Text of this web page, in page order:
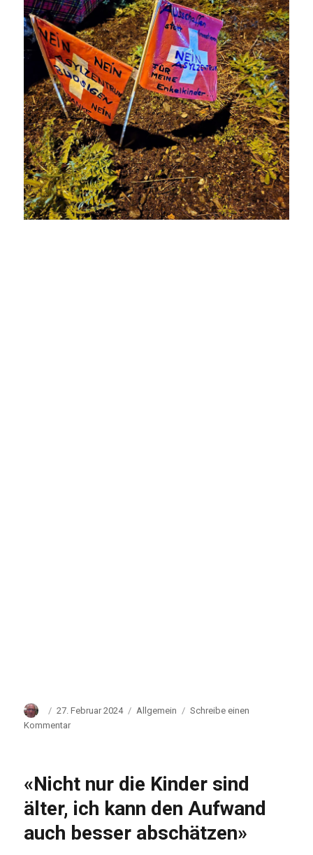
AutorVeröffentlicht
am
27. Februar 2024 Kategorien
Allgemein
Schreibe einen
Kommentarzu
ein
im
Kanton
Schwyz
«Nicht nur die Kinder sind
älter, ich kann den Aufwand
auch besser abschätzen»